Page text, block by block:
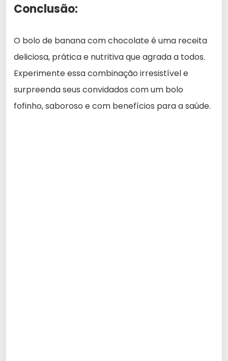
Conclusão:
O bolo de banana com chocolate é uma receita
deliciosa, prática e nutritiva que agrada a todos.
Experimente essa combinação irresistível e
surpreenda seus convidados com um bolo
fofinho, saboroso e com benefícios para a saúde.